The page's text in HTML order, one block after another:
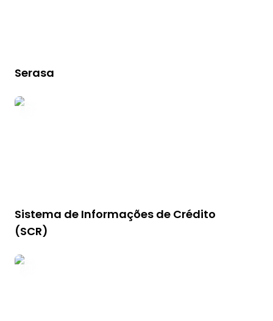
Serasa
Sistema de Informações de Crédito
(SCR)